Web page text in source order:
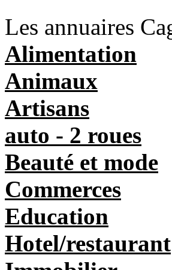
Les annuaires
Alimentation
Animaux
Artisans
auto - 2 roues
Beauté et mode
Commerces
Education
Hotel/restaurant